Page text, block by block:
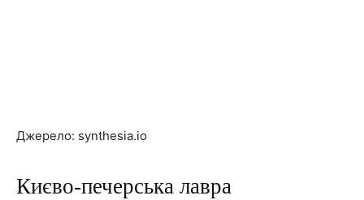
Джерело: synthesia.io
Києво-печерська лавра